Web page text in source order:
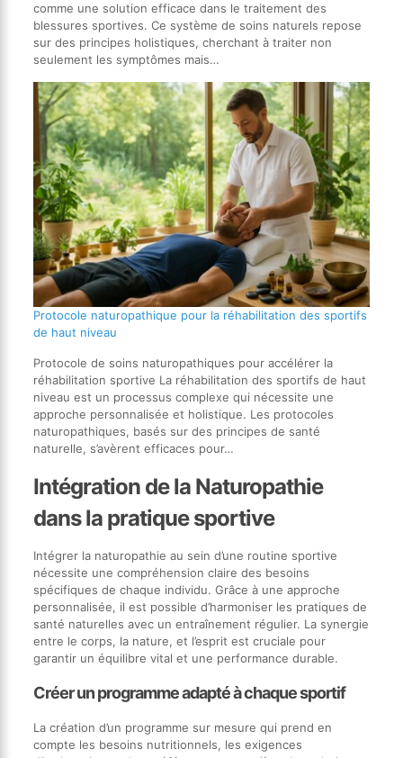
comme une solution efficace dans le traitement des
blessures sportives. Ce système de soins naturels repose
sur des principes holistiques, cherchant à traiter non
seulement les symptômes mais…
Protocole naturopathique pour la réhabilitation des sportifs
de haut niveau
Protocole de soins naturopathiques pour accélérer la
réhabilitation sportive La réhabilitation des sportifs de haut
niveau est un processus complexe qui nécessite une
approche personnalisée et holistique. Les protocoles
naturopathiques, basés sur des principes de santé
naturelle, s’avèrent efficaces pour…
Intégration de la Naturopathie
dans la pratique sportive
Intégrer la naturopathie au sein d’une routine sportive
nécessite une compréhension claire des besoins
spécifiques de chaque individu. Grâce à une approche
personnalisée, il est possible d’harmoniser les pratiques de
santé naturelles avec un entraînement régulier. La synergie
entre le corps, la nature, et l’esprit est cruciale pour
garantir un équilibre vital et une performance durable.
Créer un programme adapté à chaque sportif
La création d’un programme sur mesure qui prend en
compte les besoins nutritionnels, les exigences